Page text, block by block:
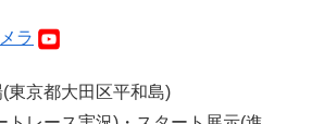
ラ
東京都大田区平和島)